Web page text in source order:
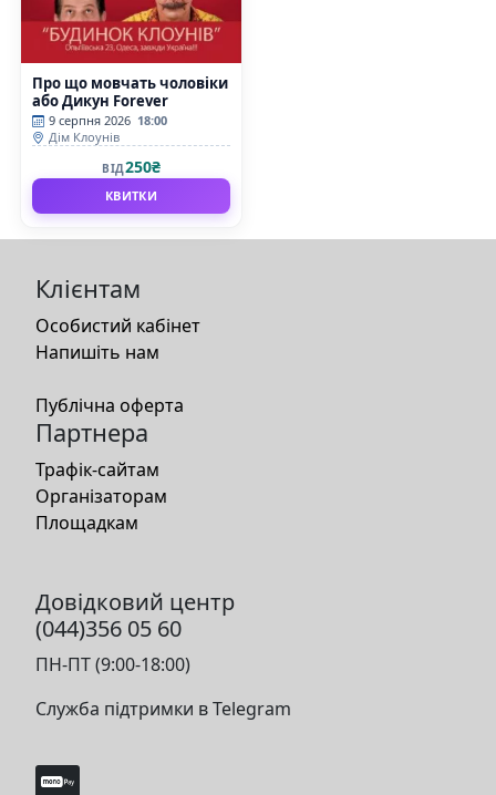
Про що мовчать чоловіки
або Дикун Forever
9 серпня 2026 18:00
Дім Клоунів
ВІД250₴
КВИТКИ
Клієнтам
Особистий кабінет
Напишіть нам
Публічна оферта
Партнера
Трафік-сайтам
Організаторам
Площадкам
Довідковий центр
(044)356 05 60
ПН-ПТ (9:00-18:00)
Служба підтримки в Telegram